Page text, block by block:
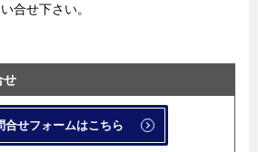
合せ下さい。
せ
合せフォームはこちら